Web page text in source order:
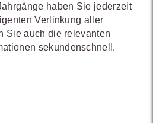
haben Sie jederzeit
Verlinkung aller
Sie auch die relevanten
sekundenschnell.